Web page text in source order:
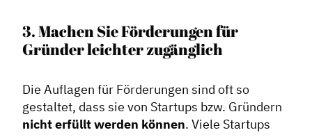
Stadtmarketing
Netzwerkmanagement
Stadtraumgestaltung
3. Machen Sie Förderungen für
Gründer leichter zugänglich
Die Auflagen für Förderungen sind oft so
gestaltet, dass sie von Startups bzw. Gründern
nicht erfüllt werden können. Viele Startups